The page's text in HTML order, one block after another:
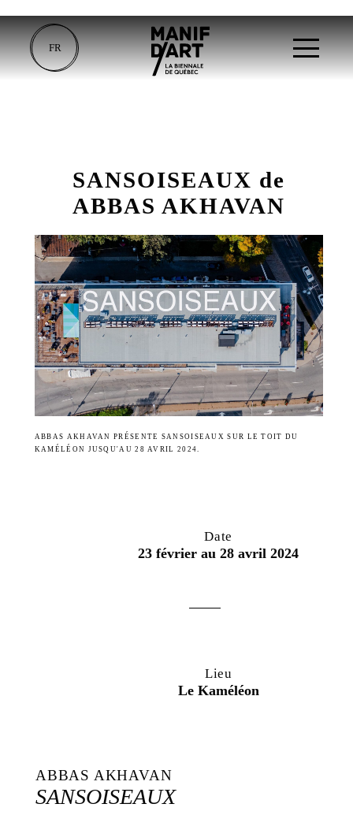
FR
SANSOISEAUX de
ABBAS AKHAVAN
ABBAS AKHAVAN PRÉSENTE SANSOISEAUX SUR LE TOIT DU
KAMÉLÉON JUSQU'AU 28 AVRIL 2024.
Date
23 février au 28 avril 2024
Lieu
Le Kaméléon
ABBAS AKHAVAN
SANSOISEAUX